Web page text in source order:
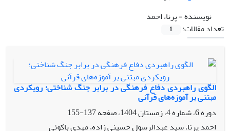
نویسنده =پرنا، احمد
تعداد مقالات:
1
الگوی راهبردی دفاع فرهنگی در برابر جنگ شناختی؛ رویکردی
مبتنی بر آموزه‌های قرآنی
دوره 6، شماره 4، زمستان 1404، صفحه
137-155
احمد پرنا، سید عبدالرسول حسینی زاده، مهدی باکوئی